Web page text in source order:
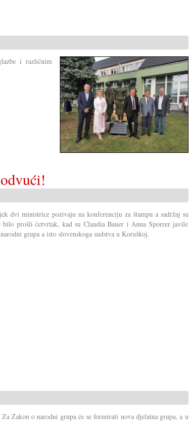
i različnim
dvi ministrice pozivaju na konferenciju za štampu a sadržaj su
bilo prošli četvrtak, kad su Claudia Bauer i Anna Sporrer javile
grupa a isto slovenskoga sudstva u Koruškoj.
Zakon o narodni grupa će se formirati nova djelatna grupa, a u